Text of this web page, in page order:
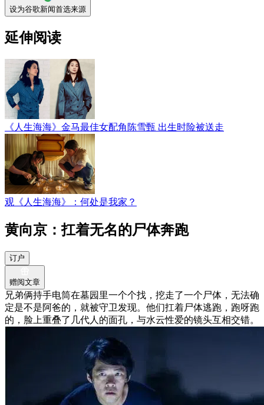
设为谷歌新闻首选来源
延伸阅读
《人生海海》金马最佳女配角陈雪甄 出生时险被送走
观《人生海海》：何处是我家？
黄向京：扛着无名的尸体奔跑
订户
赠阅文章
兄弟俩持手电筒在墓园里一个个找，挖走了一个尸体，无法确
定是不是阿爸的，就被守卫发现。他们扛着尸体逃跑，跑呀跑
的，脸上重叠了几代人的面孔，与水云性爱的镜头互相交错。